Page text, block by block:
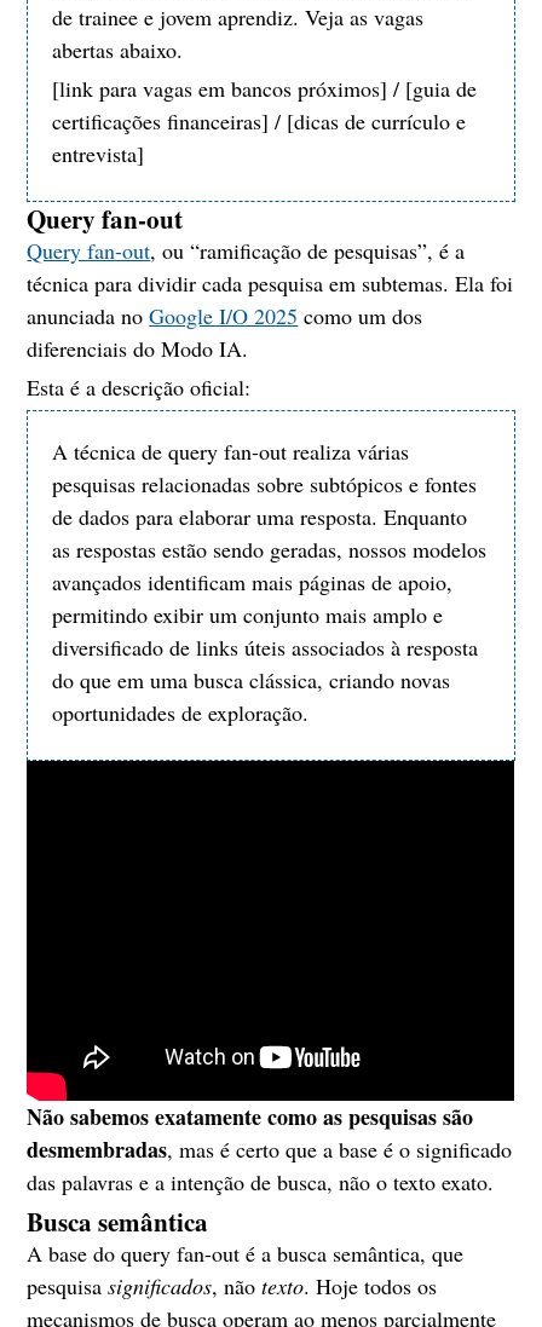
de trainee e jovem aprendiz. Veja as vagas
abertas abaixo.
[link para vagas em bancos próximos] / [guia de
certificações financeiras] / [dicas de currículo e
entrevista]
Query fan-out
Query fan-out, ou “ramificação de pesquisas”, é a
técnica para dividir cada pesquisa em subtemas. Ela foi
anunciada noGoogle I/O 2025 como um dos
diferenciais do Modo IA.
Esta é a descrição oficial:
A técnica de query fan-out realiza várias
pesquisas relacionadas sobre subtópicos e fontes
de dados para elaborar uma resposta. Enquanto
as respostas estão sendo geradas, nossos modelos
avançados identificam mais páginas de apoio,
permitindo exibir um conjunto mais amplo e
diversificado de links úteis associados à resposta
do que em uma busca clássica, criando novas
oportunidades de exploração.
Não sabemos exatamente como as pesquisas são
desmembradas, mas é certo que a base é o significado
das palavras e a intenção de busca, não o texto exato.
Busca semântica
A base do query fan-out é a busca semântica, que
pesquisasignificados, nãotexto. Hoje todos os
mecanismos de busca operam ao menos parcialmente